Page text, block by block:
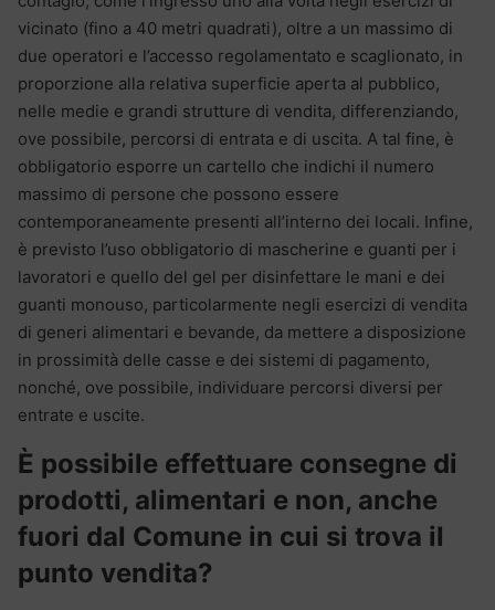
vicinato (fino a 40 metri quadrati), oltre a un massimo di
due operatori e l’accesso regolamentato e scaglionato, in
proporzione alla relativa superficie aperta al pubblico,
nelle medie e grandi strutture di vendita, differenziando,
ove possibile, percorsi di entrata e di uscita. A tal fine, è
obbligatorio esporre un cartello che indichi il numero
massimo di persone che possono essere
contemporaneamente presenti all’interno dei locali. Infine,
è previsto l’uso obbligatorio di mascherine e guanti per i
lavoratori e quello del gel per disinfettare le mani e dei
guanti monouso, particolarmente negli esercizi di vendita
di generi alimentari e bevande, da mettere a disposizione
in prossimità delle casse e dei sistemi di pagamento,
nonché, ove possibile, individuare percorsi diversi per
entrate e uscite.
È possibile effettuare consegne di
prodotti, alimentari e non, anche
fuori dal Comune in cui si trova il
punto vendita?